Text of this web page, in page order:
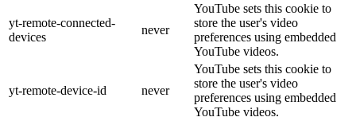
yt-remote-connected-
devices
never
YouTube sets this cookie to
store the user's video
preferences using embedded
YouTube videos.
yt-remote-device-id never
YouTube sets this cookie to
store the user's video
preferences using embedded
YouTube videos.